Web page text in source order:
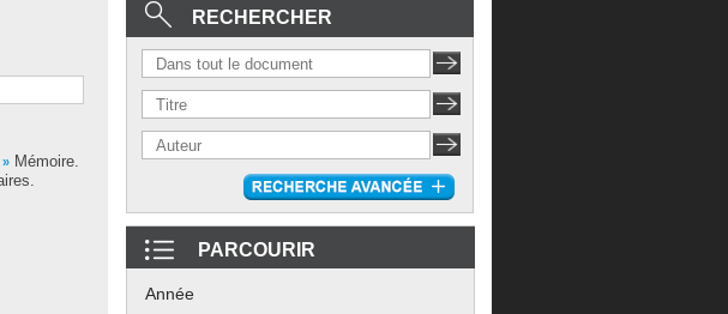
Mémoire.
RECHERCHER
PARCOURIR
Année